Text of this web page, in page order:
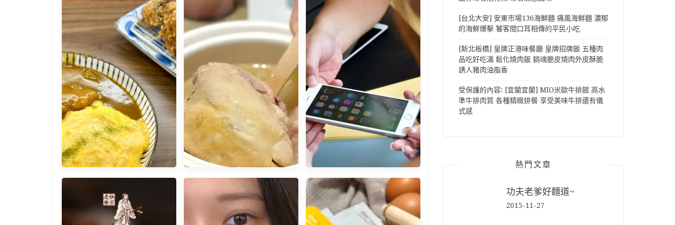
[台北大安] 安東市場136海鮮麵 痛風海鮮麵 濃郁
的海鮮爆擊 饕客間口耳相傳的平民小吃
[新北板橋] 皇牌正港味餐廳 皇牌招牌飯 五種肉
品吃好吃滿 鬆化燒肉飯 銷魂脆皮燒肉外皮酥脆
誘人豬肉油脂香
受保護的內容: [宜蘭宜蘭] MIO米歐牛排館 高水
準牛排肉質 各種精緻排餐 享受美味牛排還有儀
式感
熱門文章
功夫老爹好麵道~
2015-11-27